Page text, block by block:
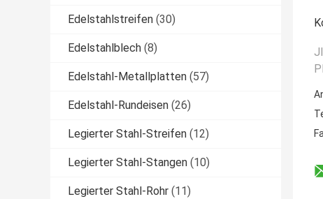
Edelstahlstreifen (30)
Edelstahlblech (8)
Edelstahl-Metallplatten (57)
Edelstahl-Rundeisen (26)
Legierter Stahl-Streifen (12)
Legierter Stahl-Stangen (10)
Legierter Stahl-Rohr (11)